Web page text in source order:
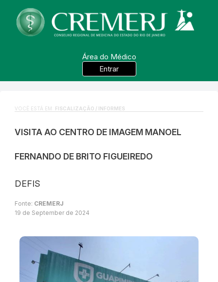
Área do Médico
Entrar
VOCÊ ESTÁ EM: FISCALIZAÇÃO / INFORMES
VISITA AO CENTRO DE IMAGEM MANOEL
FERNANDO DE BRITO FIGUEIREDO
DEFIS
Fonte: CREMERJ
19 de September de 2024